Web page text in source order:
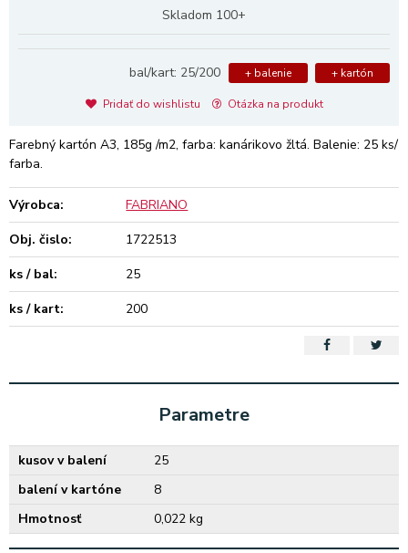
Skladom 100+
bal/kart: 25/200 + balenie + kartón
Pridať do wishlistu Otázka na produkt
Farebný kartón A3, 185g /m2, farba: kanárikovo žltá. Balenie: 25 ks/
farba.
Výrobca:
FABRIANO
Obj. čislo:
1722513
ks / bal:
25
ks / kart:
200
Parametre
kusov v balení
25
balení v kartóne
8
Hmotnosť
0,022 kg